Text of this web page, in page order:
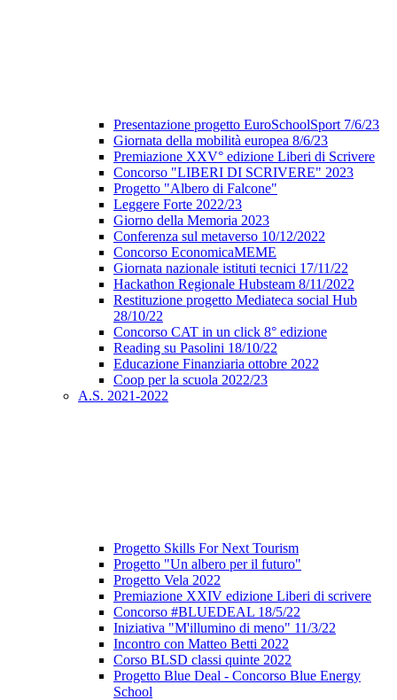
Presentazione progetto EuroSchoolSport 7/6/23
Giornata della mobilità europea 8/6/23
Premiazione XXV° edizione Liberi di Scrivere
Concorso "LIBERI DI SCRIVERE" 2023
Progetto "Albero di Falcone"
Leggere Forte 2022/23
Giorno della Memoria 2023
Conferenza sul metaverso 10/12/2022
Concorso EconomicaMEME
Giornata nazionale istituti tecnici 17/11/22
Hackathon Regionale Hubsteam 8/11/2022
Restituzione progetto Mediateca social Hub
28/10/22
Concorso CAT in un click 8° edizione
Reading su Pasolini 18/10/22
Educazione Finanziaria ottobre 2022
Coop per la scuola 2022/23
A.S. 2021-2022
Progetto Skills For Next Tourism
Progetto "Un albero per il futuro"
Progetto Vela 2022
Premiazione XXIV edizione Liberi di scrivere
Concorso #BLUEDEAL 18/5/22
Iniziativa "M'illumino di meno" 11/3/22
Incontro con Matteo Betti 2022
Corso BLSD classi quinte 2022
Progetto Blue Deal - Concorso Blue Energy
School